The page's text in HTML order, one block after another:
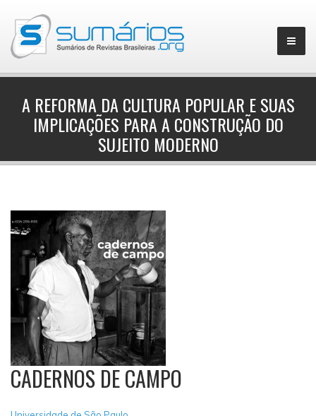
A REFORMA DA CULTURA POPULAR E SUAS
IMPLICAÇÕES PARA A CONSTRUÇÃO DO
SUJEITO MODERNO
CADERNOS DE CAMPO